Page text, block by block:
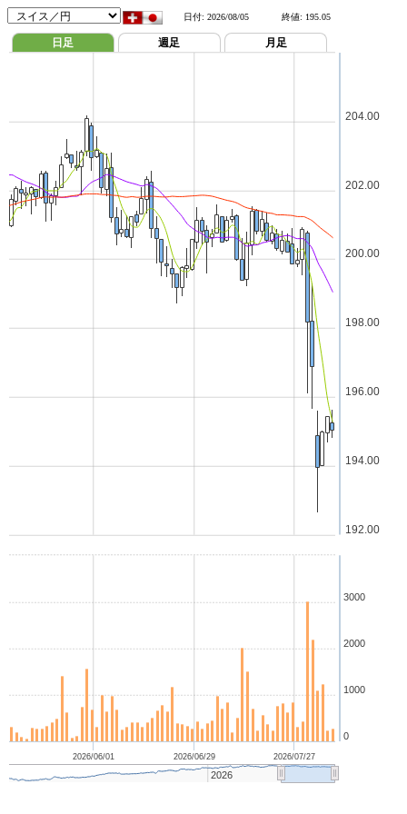
終値: 195.05
日付:2026/08/05
日足 週足 月足
2026/06/01 2026/06/29 2026/07/27
2026
192.00
194.00
196.00
198.00
200.00
202.00
204.00
0
1000
2000
3000